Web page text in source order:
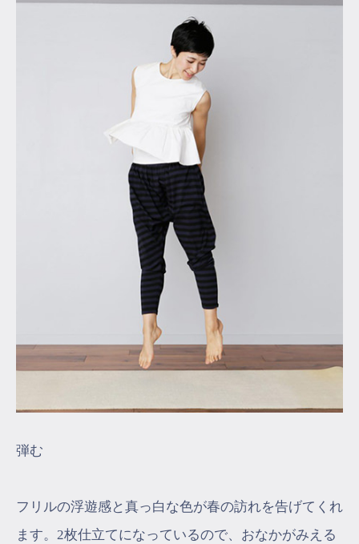
弾む
フリルの浮遊感と真っ白な色が春の訪れを告げてくれ
ます。2枚仕立てになっているので、おなかがみえる